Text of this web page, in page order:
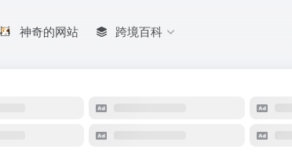
神奇的网站 跨境百科